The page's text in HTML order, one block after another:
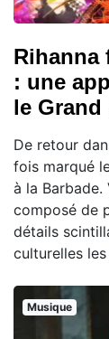
Rihanna
: une
le Grand
De retour
fois marqué
à la Barbade.
composé de
détails
culturelles
Musique